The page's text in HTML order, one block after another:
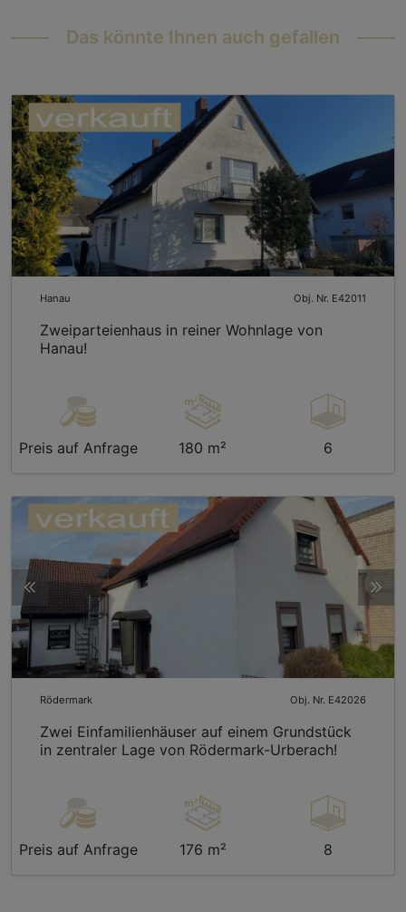
Das könnte Ihnen auch gefallen
Hanau Obj. Nr. E42011
Zweiparteienhaus in reiner Wohnlage von
Hanau!
Preis auf Anfrage 180 m² 6
Rödermark Obj. Nr. E42026
Zwei Einfamilienhäuser auf einem Grundstück
in zentraler Lage von Rödermark-Urberach!
Preis auf Anfrage 176 m² 8